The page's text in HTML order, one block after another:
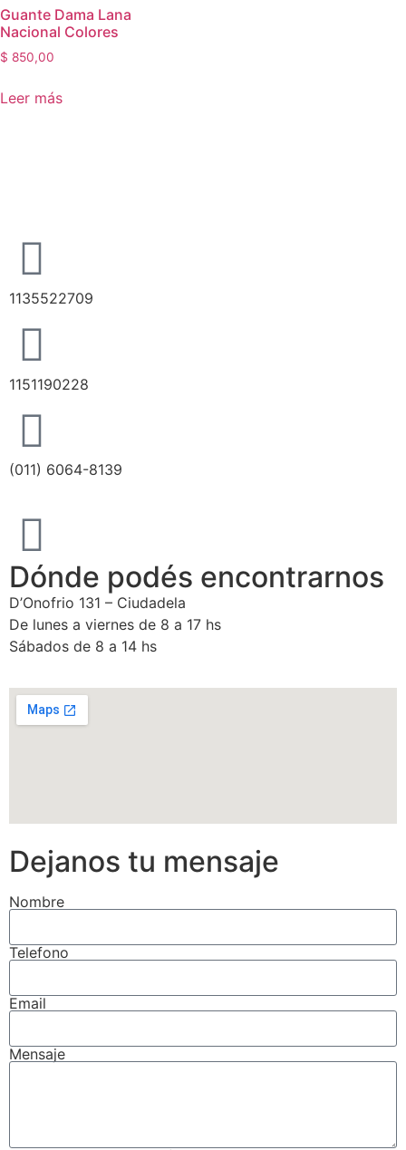
Guante Dama Lana
Nacional Colores
$ 850,00
Leer más
1135522709
1151190228
(011) 6064-8139
Dónde podés encontrarnos
D’Onofrio 131 – Ciudadela
De lunes a viernes de 8 a 17 hs
Sábados de 8 a 14 hs
Dejanos tu mensaje
Nombre
Telefono
Email
Mensaje